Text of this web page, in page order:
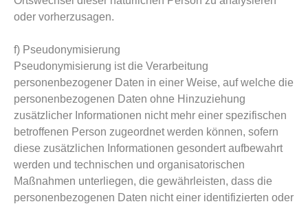
oder vorherzusagen.
f) Pseudonymisierung
Pseudonymisierung ist die Verarbeitung
personenbezogener Daten in einer Weise, auf welche die
personenbezogenen Daten ohne Hinzuziehung
zusätzlicher Informationen nicht mehr einer spezifischen
betroffenen Person zugeordnet werden können, sofern
diese zusätzlichen Informationen gesondert aufbewahrt
werden und technischen und organisatorischen
Maßnahmen unterliegen, die gewährleisten, dass die
personenbezogenen Daten nicht einer identifizierten oder